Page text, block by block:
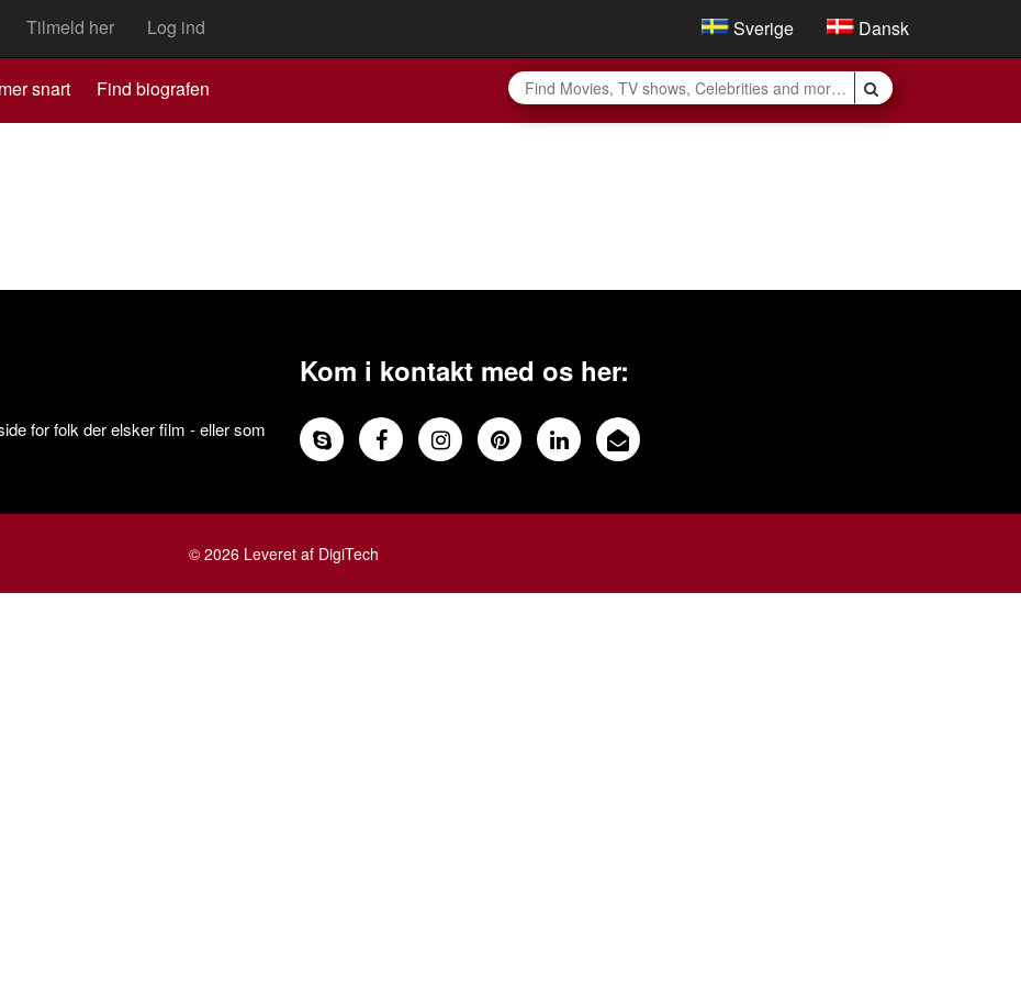
Tilmeld her Log ind Sverige Dansk
snart Find biografen
for folk der elsker film - eller som
Kom i kontakt med os her:
© 2026 Leveret af DigiTech